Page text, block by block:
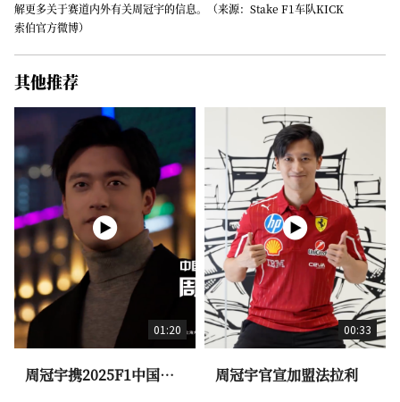
解更多关于赛道内外有关周冠宇的信息。（来源：Stake F1车队KICK
索伯官方微博）
其他推荐
01:20
周冠宇携2025F1中国大
00:33
周冠宇官宣加盟法拉利